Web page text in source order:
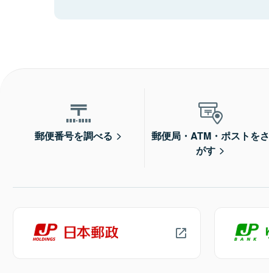
郵便番号を調べる
郵便局・ATM・ポストをさ
がす